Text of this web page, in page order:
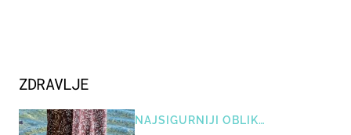
ZDRAVLJE
NAJSIGURNIJI OBLIK